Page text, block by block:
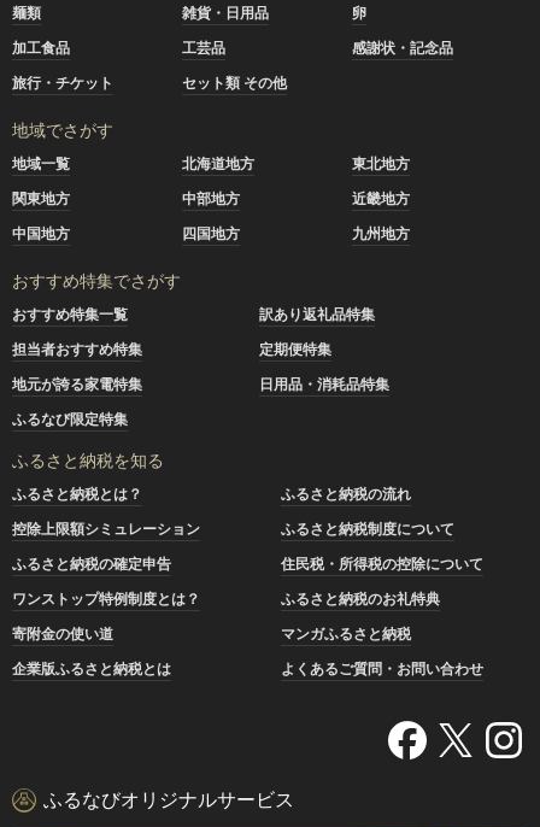
麺類
雑貨・日用品
卵
加工食品
工芸品
感謝状・記念品
旅行・チケット
セット類 その他
地域でさがす
地域一覧 北海道地方
東北地方
関東地方
中部地方
近畿地方
中国地方
四国地方 九州地方
おすすめ特集でさがす
おすすめ特集一覧
訳あり返礼品特集
担当者おすすめ特集
定期便特集
地元が誇る家電特集
日用品・消耗品特集
ふるなび限定特集
ふるさと納税を知る
ふるさと納税とは？
ふるさと納税の流れ
控除上限額シミュレーション
ふるさと納税制度について
ふるさと納税の確定申告
住民税・所得税の控除について
ワンストップ特例制度とは？
ふるさと納税のお礼特典
寄附金の使い道
マンガふるさと納税
企業版ふるさと納税とは
よくあるご質問・お問い合わせ
ふるなびオリジナルサービス